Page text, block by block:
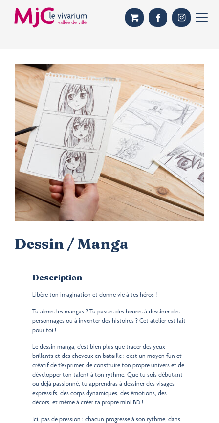
Dessin / Manga
Description
Libère ton imagination et donne vie à tes héros !
Tu aimes les mangas ? Tu passes des heures à dessiner des
personnages ou à inventer des histoires ? Cet atelier est fait
pour toi !
Le dessin manga, c’est bien plus que tracer des yeux
brillants et des cheveux en bataille : c’est un moyen fun et
créatif de t’exprimer, de construire ton propre univers et de
développer ton talent à ton rythme. Que tu sois débutant
ou déjà passionné, tu apprendras à dessiner des visages
expressifs, des corps dynamiques, des émotions, des
décors, et même à créer ta propre mini BD !
Ici, pas de pression : chacun progresse à son rythme, dans